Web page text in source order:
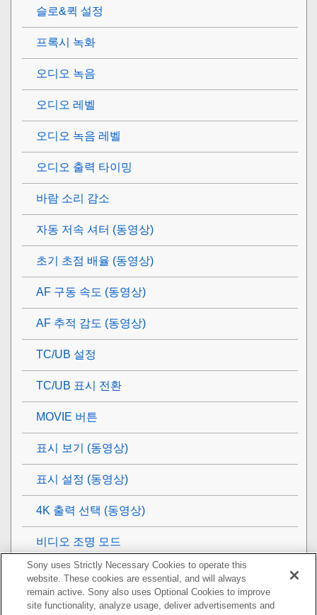
슬로&퀵 설정
프록시 녹화
오디오 녹음
오디오 레벨
오디오 녹음 레벨
오디오 출력 타이밍
바람 소리 감소
자동 저속 셔터 (동영상)
초기 초점 배율 (동영상)
AF 구동 속도 (동영상)
AF 추적 감도 (동영상)
TC/UB 설정
TC/UB 표시 전환
MOVIE 버튼
표시 보기 (동영상)
표시 설정 (동영상)
4K 출력 선택 (동영상)
비디오 조명 모드
보기
카메라의 사용자 설정
Sony uses Strictly Necessary Cookies to operate this
website. These cookies are essential, and will always
remain active. Sony also uses Optional Cookies to improve
site functionality, analyze usage, deliver advertisements and